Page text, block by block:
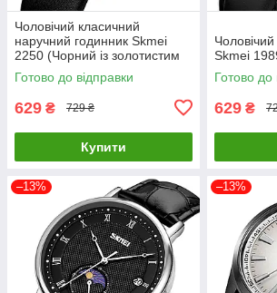
Чоловічий класичний
наручний годинник Skmei
2250 (Чорний із золотистим
корпусом)
Готово до відправки
629 ₴ 729 ₴
Купити
Skmei
Готово до
629 ₴
–13% –13%